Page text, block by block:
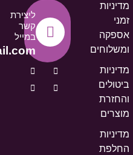
מדיניות
זמני
אספקה
ומשלוחים
מדיניות
ביטולים
והחזרת
מוצרים
מדיניות
החלפת
ליצירת
קשר
במייל